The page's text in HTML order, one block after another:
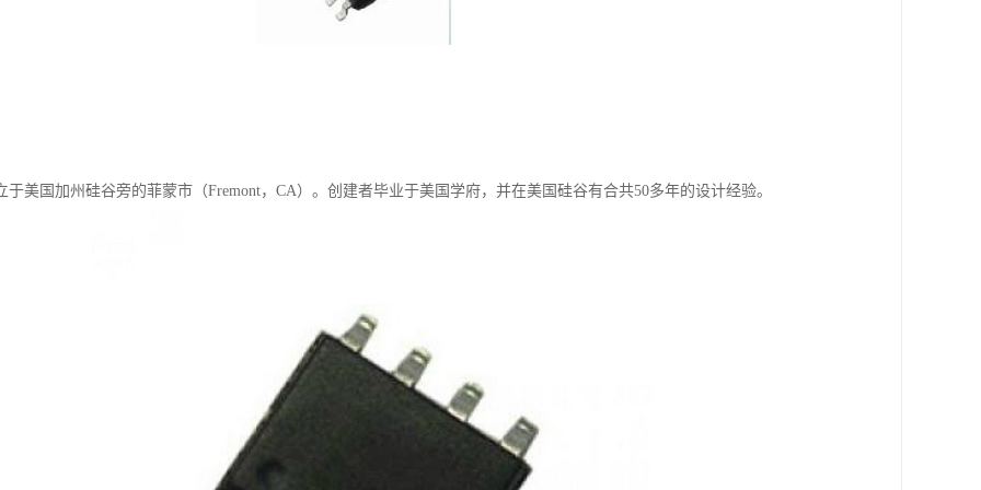
于美国加州硅谷旁的菲蒙市（Fremont，CA）。创建者毕业于美国学府，并在美国硅谷有合共50多年的设计经验。